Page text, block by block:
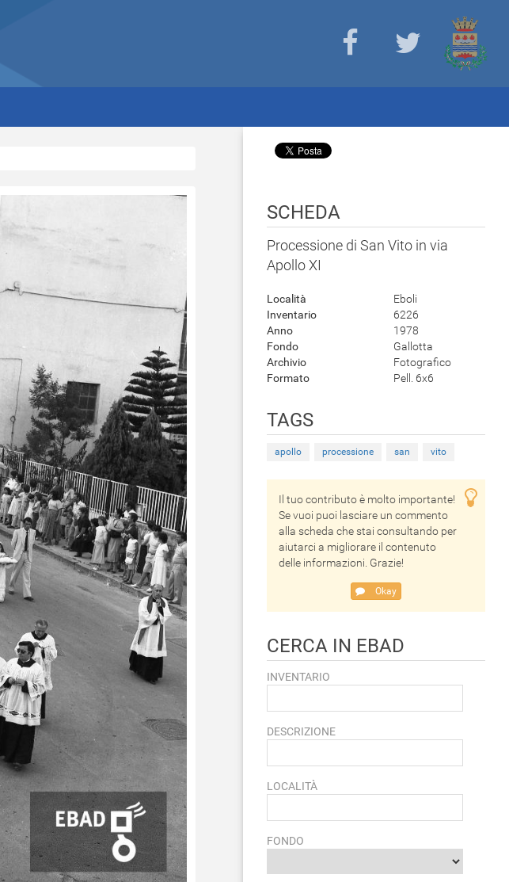
SCHEDA
Processione di San Vito in via
Apollo XI
Località
Eboli
Inventario
6226
Anno
1978
Fondo
Gallotta
Archivio
Fotografico
Formato
Pell. 6x6
TAGS
apollo processione san vito
Il tuo contributo è molto importante!
Se vuoi puoi lasciare un commento
alla scheda che stai consultando per
aiutarci a migliorare il contenuto
delle informazioni. Grazie!
Okay
CERCA IN EBAD
INVENTARIO
DESCRIZIONE
LOCALITÀ
FONDO